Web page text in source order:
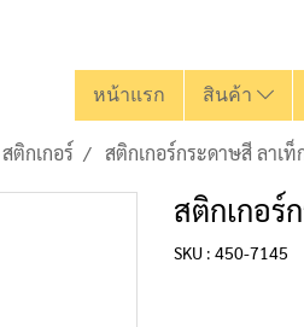
หน้าแรก สินค้า
สติกเกอร์ สติกเกอร์กระดาษสี ลาเ
สติกเกอร์
SKU : 450-7145